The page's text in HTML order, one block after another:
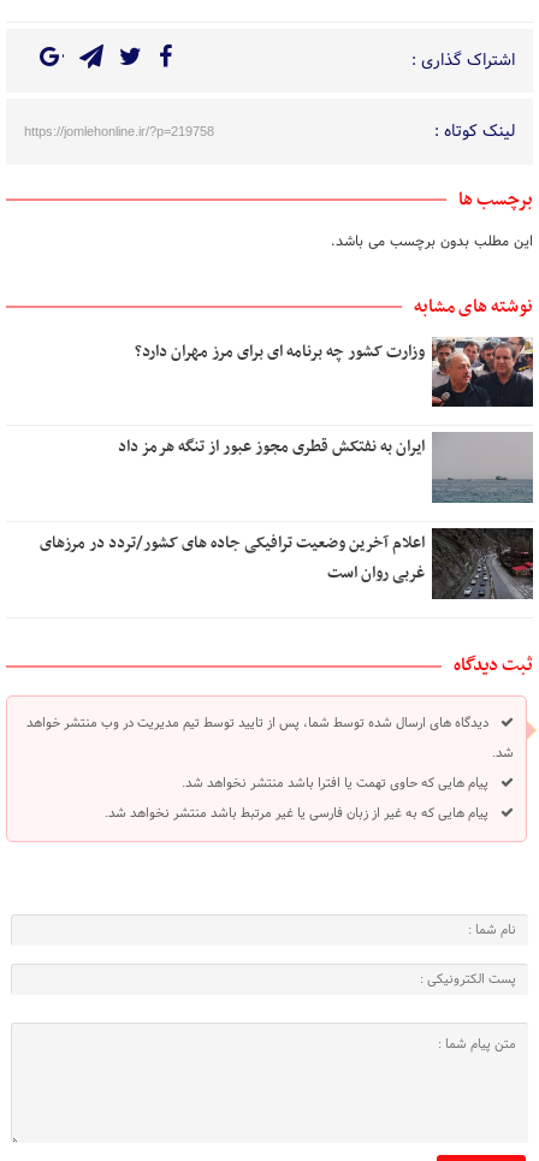
اشتراک گذاری :
لینک کوتاه : https://jomlehonline.ir/?p=219758
برچسب ها
این مطلب بدون برچسب می باشد.
نوشته های مشابه
وزارت کشور چه برنامه ای برای مرز مهران دارد؟
ایران به نفتکش قطری مجوز عبور از تنگه هرمز داد
اعلام آخرین وضعیت ترافیکی جاده های کشور/تردد در مرزهای
غربی روان است
ثبت دیدگاه
دیدگاه های ارسال شده توسط شما، پس از تایید توسط تیم مدیریت در وب منتشر خواهد
شد.
پیام هایی که حاوی تهمت یا افترا باشد منتشر نخواهد شد.
پیام هایی که به غیر از زبان فارسی یا غیر مرتبط باشد منتشر نخواهد شد.